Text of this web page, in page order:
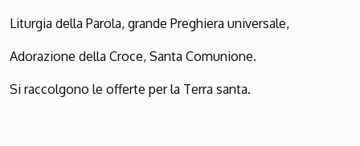
Liturgia della Parola, grande Preghiera universale,
Adorazione della Croce, Santa Comunione.
Si raccolgono le offerte per la Terra santa.